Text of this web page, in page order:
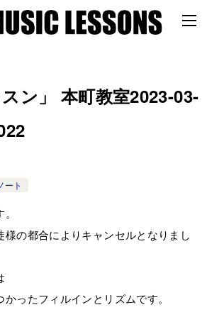
スン」 本町教室2023-03-
ート
の都合によりキャンセルとなりまし
ったフィルインとリズムです。